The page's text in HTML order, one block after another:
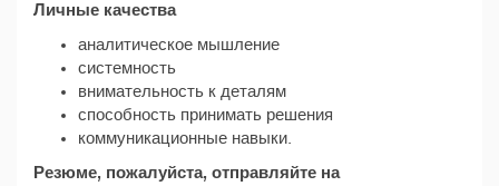
Личные качества
аналитическое мышление
системность
внимательность к деталям
способность принимать решения
коммуникационные навыки.
Резюме, пожалуйста, отправляйте на